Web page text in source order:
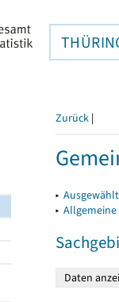
Zurück |
▸
▸